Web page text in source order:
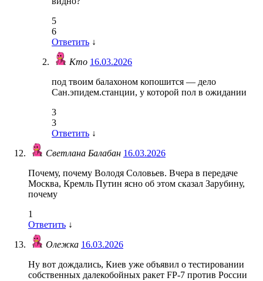
5
6
Ответить ↓
Кто 16.03.2026
под твоим балахоном копошится — дело
Сан.эпидем.станции, у которой пол в ожидании
3
3
Ответить ↓
Светлана Балабан 16.03.2026
Почему, почему Володя Соловьев. Вчера в передаче
Москва, Кремль Путин ясно об этом сказал Зарубину,
почему
1
Ответить ↓
Олежка 16.03.2026
Ну вот дождались, Киев уже объявил о тестировании
собственных далекобойных ракет FP-7 против России